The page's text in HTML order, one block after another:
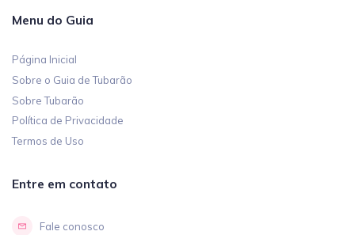
Menu do Guia
Página Inicial
Sobre o Guia de Tubarão
Sobre Tubarão
Política de Privacidade
Termos de Uso
Entre em contato
Fale conosco